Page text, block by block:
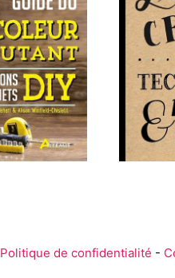
Politique de confidentialité -